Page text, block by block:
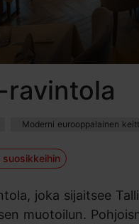
ravintola
Moderni eurooppalainen
suosikkeihin
joka sijaitsee
muotoilun.